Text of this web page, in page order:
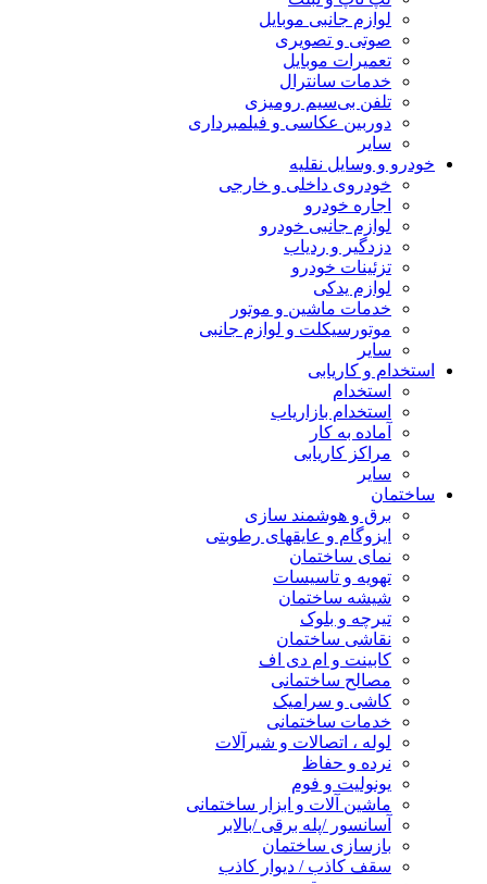
لوازم جانبی موبایل
صوتی و تصویری
تعمیرات موبایل
خدمات سانترال
تلفن بی‌سیم رومیزی
دوربین عکاسی و فیلمبرداری
سایر
خودرو و وسایل نقلیه
خودروی داخلی و خارجی
اجاره خودرو
لوازم جانبی خودرو
دزدگیر و ردیاب
تزئینات خودرو
لوازم یدکی
خدمات ماشین و موتور
موتورسیکلت و لوازم جانبی
سایر
استخدام و کاریابی
استخدام
استخدام بازاریاب
آماده به کار
مراکز کاریابی
سایر
ساختمان
برق و هوشمند سازی
ایزوگام و عایقهای رطوبتی
نمای ساختمان
تهویه و تاسیسات
شیشه ساختمان
تیرچه و بلوک
نقاشی ساختمان
کابینت و ام دی اف
مصالح ساختمانی
کاشی و سرامیک
خدمات ساختمانی
لوله ، اتصالات و شیرآلات
نرده و حفاظ
یونولیت و فوم
ماشین آلات و ابزار ساختمانی
آسانسور /پله برقی /بالابر
بازسازی ساختمان
سقف کاذب / دیوار کاذب